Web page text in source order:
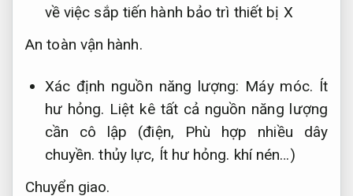
về việc sắp tiến hành bảo trì thiết bị X
An toàn vận hành.
Xác định nguồn năng lượng: Máy móc. Ít
hư hỏng. Liệt kê tất cả nguồn năng lượng
cần cô lập (điện, Phù hợp nhiều dây
chuyền. thủy lực, Ít hư hỏng. khí nén…)
Chuyển giao.